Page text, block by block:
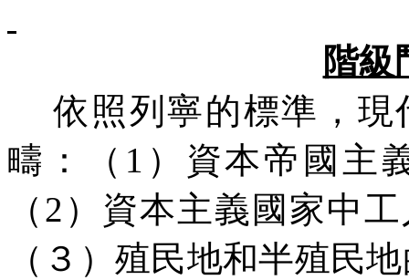
階級
依照列寧的標準，
疇：（ 1 ）資本帝國主
（ 2 ）資本主義國家中
（３）殖民地和半殖民